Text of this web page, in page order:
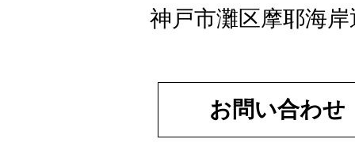
神戸市灘区摩耶海岸
お問い合わせ